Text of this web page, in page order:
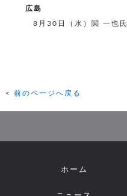
広島
8月30日（水）関 一也氏
前のページへ戻る
ホーム